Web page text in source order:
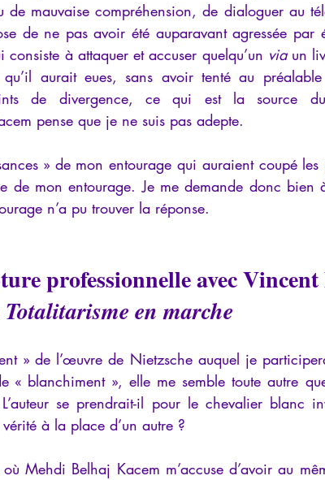
de mauvaise compréhension, de dialoguer au
de ne pas avoir été auparavant agressée par
à attaquer et accuser quelqu’un via un
qu’il aurait eues, sans avoir tenté au préalable
de divergence, ce qui est la source
pense que je ne suis pas adepte.
» de mon entourage qui auraient coupé les
de mon entourage. Je me demande donc
n’a pu trouver la réponse.
professionnelle avec Vincent
Totalitarisme en marche
» de l’œuvre de Nietzsche auquel je
« blanchiment », elle me semble toute autre
se prendrait-il pour le chevalier blanc
à la place d’un autre ?
Mehdi Belhaj Kacem m’accuse d’avoir au